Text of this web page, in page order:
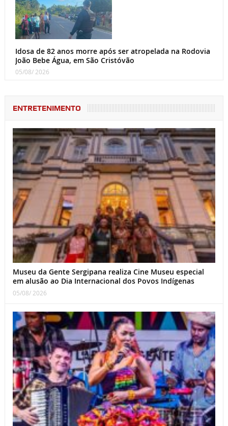
Idosa de 82 anos morre após ser atropelada na Rodovia
João Bebe Água, em São Cristóvão
05/08/ 2026
ENTRETENIMENTO
Museu da Gente Sergipana realiza Cine Museu especial
em alusão ao Dia Internacional dos Povos Indígenas
05/08/ 2026